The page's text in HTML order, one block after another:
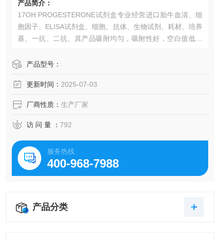
产品简介：
17OH PROGESTERONE试剂盒​专业经营进口胎牛血清、细
胞因子、ELISA试剂盒、细胞、抗体、生物试剂、耗材、培养
基、一抗、二抗、其产品吸附均匀，吸附性好，空白值低，
高效稳定的纯化技术，保证产品均能现货供应和产品质量的
产品型号：
更新时间： 2025-07-03
厂商性质： 生产厂家
访 问 量 ： 792
服务热线
400-968-7988
产品分类